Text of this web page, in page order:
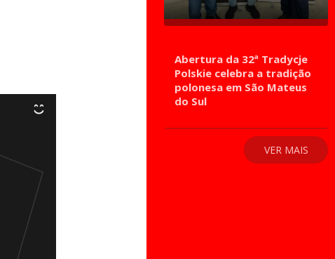
Abertura da 32ª Tradycje
Polskie celebra a tradição
polonesa em São Mateus
do Sul
VER MAIS